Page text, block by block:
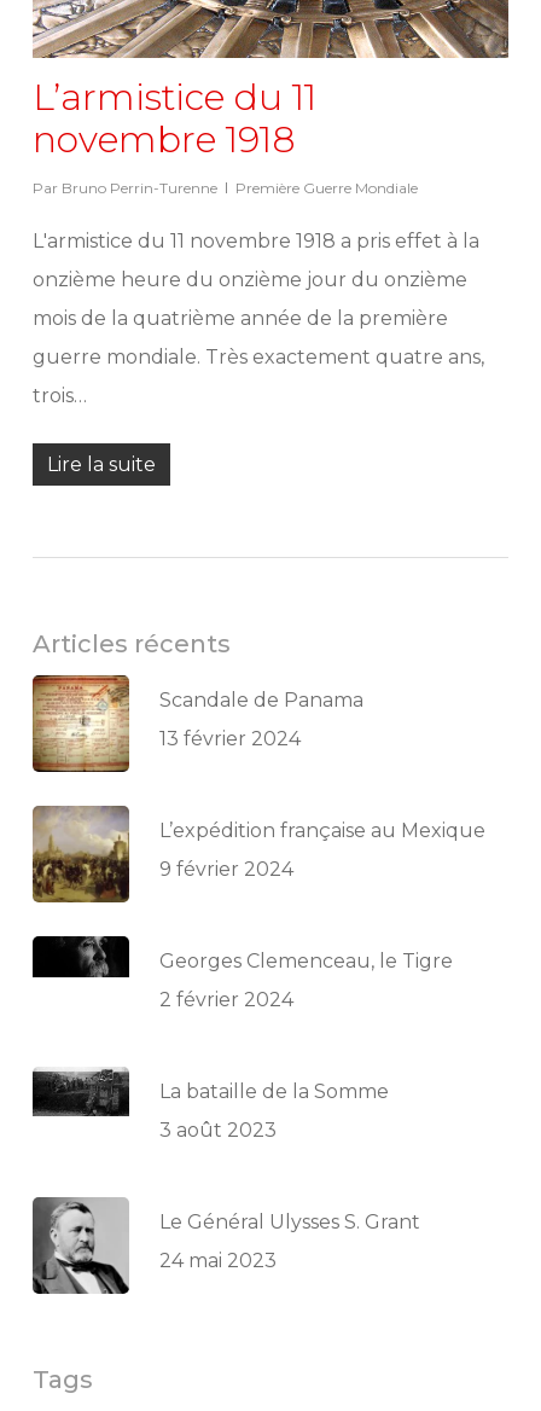
L’armistice du 11
novembre 1918
Par Bruno Perrin-Turenne Première Guerre Mondiale
L'armistice du 11 novembre 1918 a pris effet à la
onzième heure du onzième jour du onzième
mois de la quatrième année de la première
guerre mondiale. Très exactement quatre ans,
trois…
Lire la suite
Articles récents
Scandale de Panama
13 février 2024
L’expédition française au Mexique
9 février 2024
Georges Clemenceau, le Tigre
2 février 2024
La bataille de la Somme
3 août 2023
Le Général Ulysses S. Grant
24 mai 2023
Tags